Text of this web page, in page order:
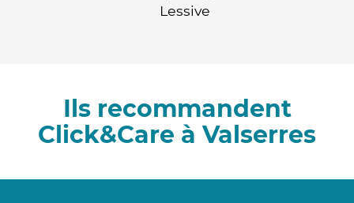
Lessive
Ils recommandent
Click&Care à Valserres